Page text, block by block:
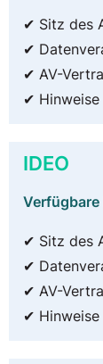
✔ Sitz des
✔
✔ AV-
✔ Hinweise
IDEO
✔ Sitz des
✔
✔ AV-
✔ Hinweise